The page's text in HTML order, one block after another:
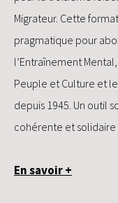
Migrateur. Cette
pragmatique pour
l’Entraînement
Peuple et Culture et
depuis 1945. Un outil
cohérente et
En savoir +